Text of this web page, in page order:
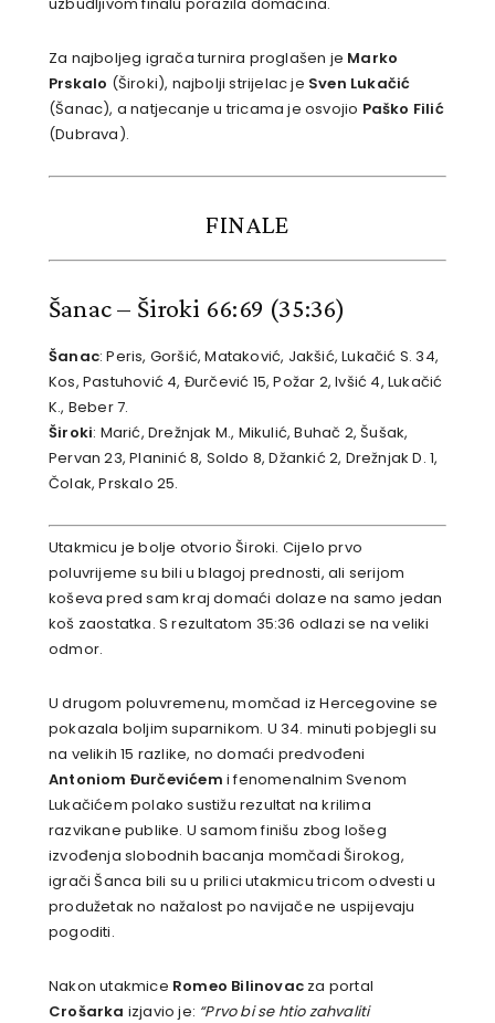
uzbudljivom finalu porazila domaćina.
Za najboljeg igrača turnira proglašen je Marko
Prskalo (Široki), najbolji strijelac je Sven Lukačić
(Šanac), a natjecanje u tricama je osvojio Paško Filić
(Dubrava).
FINALE
Šanac – Široki 66:69 (35:36)
Šanac: Peris, Goršić, Mataković, Jakšić, Lukačić S. 34,
Kos, Pastuhović 4, Đurčević 15, Požar 2, Ivšić 4, Lukačić
K., Beber 7.
Široki: Marić, Drežnjak M., Mikulić, Buhač 2, Šušak,
Pervan 23, Planinić 8, Soldo 8, Džankić 2, Drežnjak D. 1,
Čolak, Prskalo 25.
Utakmicu je bolje otvorio Široki. Cijelo prvo
poluvrijeme su bili u blagoj prednosti, ali serijom
koševa pred sam kraj domaći dolaze na samo jedan
koš zaostatka. S rezultatom 35:36 odlazi se na veliki
odmor.
U drugom poluvremenu, momčad iz Hercegovine se
pokazala boljim suparnikom. U 34. minuti pobjegli su
na velikih 15 razlike, no domaći predvođeni
Antoniom Đurčevićem i fenomenalnim Svenom
Lukačićem polako sustižu rezultat na krilima
razvikane publike. U samom finišu zbog lošeg
izvođenja slobodnih bacanja momčadi Širokog,
igrači Šanca bili su u prilici utakmicu tricom odvesti u
produžetak no nažalost po navijače ne uspijevaju
pogoditi.
Nakon utakmice Romeo Bilinovac za portal
Crošarka izjavio je: “Prvo bi se htio zahvaliti